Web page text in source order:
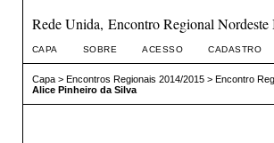
Rede Unida, Encontro Regional Nordeste
CAPA SOBRE ACESSO CADASTRO
Capa> Encontros Regionais 2014/2015> Encontro
Alice Pinheiro da Silva